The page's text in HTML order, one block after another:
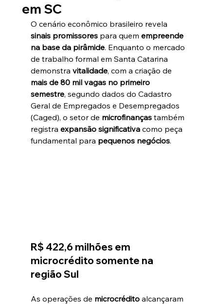
em SC
O cenário econômico brasileiro revela
sinais promissores para quem empreende
na base da pirâmide. Enquanto o mercado
de trabalho formal em Santa Catarina
demonstra vitalidade, com a criação de
mais de 80 mil vagas no primeiro
semestre, segundo dados do Cadastro
Geral de Empregados e Desempregados
(Caged), o setor de microfinanças também
registra expansão significativa como peça
fundamental para pequenos negócios.
R$ 422,6 milhões em
microcrédito somente na
região Sul
As operações de microcrédito alcançaram